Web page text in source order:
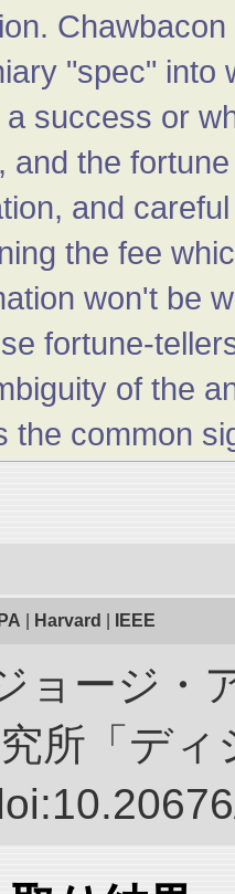
"spec" into
a success or
and the
and
the fee
won't be
fortune-
of the
the common
Harvard IEEE
ョージ・
所「デ